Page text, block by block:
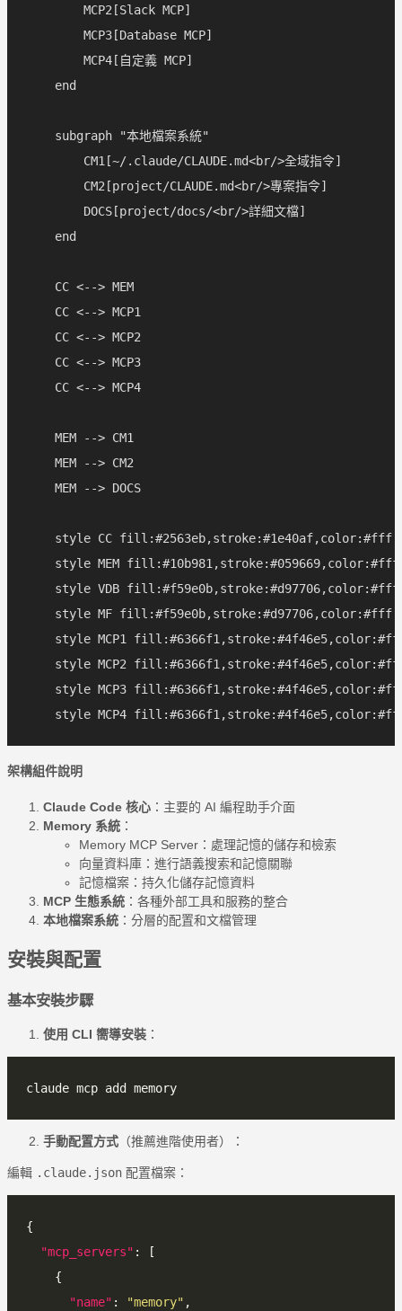
        MCP2[Slack MCP]
        MCP3[Database MCP]
        MCP4[自定義 MCP]
    end
    subgraph "本地檔案系統"
        CM1[~/.claude/CLAUDE.md<br/>全域指令]
        CM2[project/CLAUDE.md<br/>專案指令]
        DOCS[project/docs/<br/>詳細文檔]
    end
    CC <--> MEM
    CC <--> MCP1
    CC <--> MCP2
    CC <--> MCP3
    CC <--> MCP4
    MEM --> CM1
    MEM --> CM2
    MEM --> DOCS
    style CC fill:#2563eb,stroke:#1e40af,color:#fff
    style MEM fill:#10b981,stroke:#059669,color:#fff
    style VDB fill:#f59e0b,stroke:#d97706,color:#fff
    style MF fill:#f59e0b,stroke:#d97706,color:#fff
style MCP1
style MCP2
style MCP3
架構組件說明
Claude Code 核心 ：主要的 AI 編程助手介面
Memory 系統 ：
Memory MCP Server：處理記憶的儲存和檢索
向量資料庫：進行語義搜索和記憶關聯
記憶檔案：持久化儲存記憶資料
MCP 生態系統 ：各種外部工具和服務的整合
本地檔案系統 ：分層的配置和文檔管理
安裝與配置
基本安裝步驟
使用 CLI 嚮導安裝 ：
手動配置方式 （推薦進階使用者）：
編輯 .claude.json 配置檔案：
"mcp_servers"
"name" : "memory"